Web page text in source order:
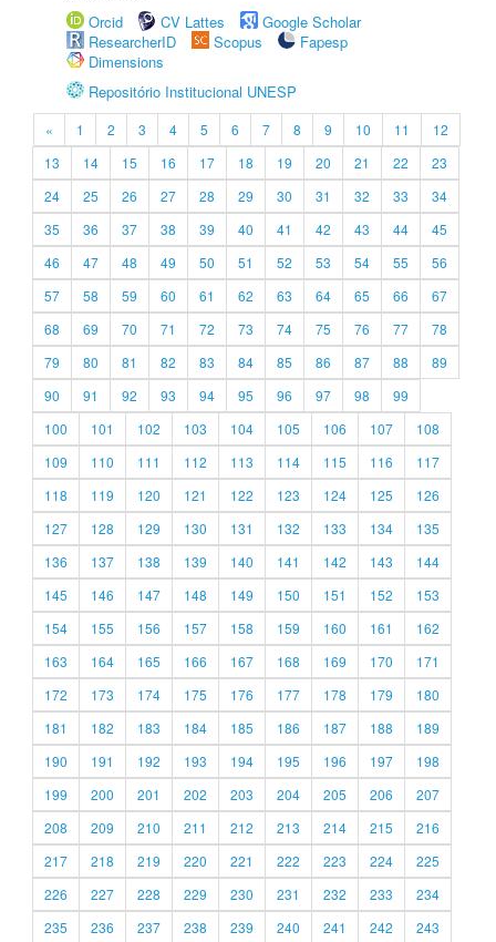
Orcid
CV Lattes
Google Scholar
ResearcherID
Scopus
Fapesp
Dimensions
Repositório Institucional UNESP
« 1 2 3 4 5 6 7 8 9 10 11
12
13
14 15 16 17 18 19 20 21 22
23
24
25 26 27 28 29 30 31 32 33
34
35
36 37 38 39 40 41 42 43 44
45
46
47 48 49 50 51 52 53 54 55
56
57
58 59 60 61 62 63 64 65 66
67
68
69 70 71 72 73 74 75 76 77
78
79
80 81 82 83 84 85 86 87 88
89
90
91 92 93 94 95 96 97 98
99
100
101 102 103 104 105 106 107
108
109
110 111 112 113 114 115 116
117
118
119 120 121 122 123 124 125
126
127
128 129 130 131 132 133 134
135
136
137 138 139 140 141 142 143
144
145
146 147 148 149 150 151 152
153
154
155 156 157 158 159 160 161
162
163
164 165 166 167 168 169 170
171
172
173 174 175 176 177 178 179
180
181
182 183 184 185 186 187 188
189
190
191 192 193 194 195 196 197
198
199
200 201 202 203 204 205 206
207
208
209 210 211 212 213 214 215
216
217
218 219 220 221 222 223 224
225
226
227 228 229 230 231 232 233
234
235
236 237 238 239 240 241 242 243